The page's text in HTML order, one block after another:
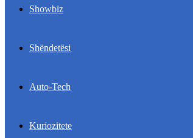
Showbiz
Shëndetësi
Auto-Tech
Kuriozitete